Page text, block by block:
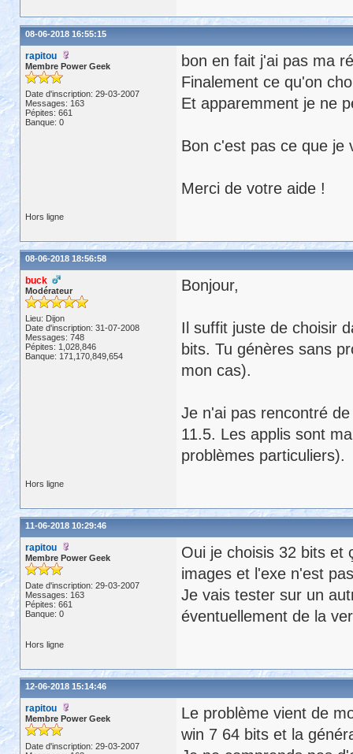
08-06-2018 16:55:15
rapitou
Membre Power Geek
Date d'inscription: 29-03-2007
Messages: 163
Pépites: 661
Banque: 0
bon en fait j'ai pas ma
Finalement ce qu'on
Et apparemment je ne
Bon c'est pas ce que je
Merci de votre aide !
Hors ligne
08-06-2018 18:56:58
buck
Modérateur
Lieu: Dijon
Date d'inscription: 31-07-2008
Messages: 748
Pépites: 1,028,846
Banque: 171,170,849,654
Bonjour,
Il suffit juste de choisir
bits. Tu génères sans
mon cas).
Je n'ai pas rencontré
11.5. Les applis sont
problèmes particuliers).
Hors ligne
11-06-2018 10:29:46
rapitou
Membre Power Geek
Date d'inscription: 29-03-2007
Messages: 163
Pépites: 661
Banque: 0
Oui je choisis 32 bits et
images et l'exe n'est
Je vais tester sur un
éventuellement de la
Hors ligne
12-06-2018 15:14:46
rapitou
Membre Power Geek
Date d'inscription: 29-03-2007
Le problème vient de
win 7 64 bits et la